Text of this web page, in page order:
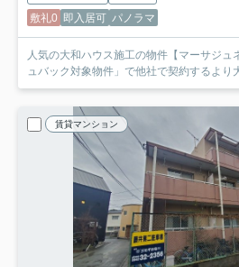
敷礼0 即入居可 パノラマ
人気の大和ハウス施工の物件【マーサジュ
ュバック対象物件」で他社で契約するより
賃貸マンション